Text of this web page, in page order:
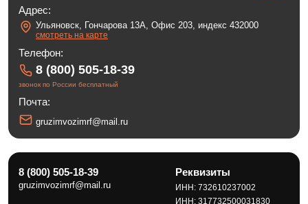
Адрес:
Ульяновск, Гончарова 13А, Офис 203, индекс 432000
смотреть на карте
Телефон:
8 (800) 505-18-39
звонок по России бесплатный
Почта:
gruzimvozimrf@mail.ru
8 (800) 505-18-39
gruzimvozimrf@mail.ru
Реквизиты
ИНН: 732610237002
ИНН: 317732500031830